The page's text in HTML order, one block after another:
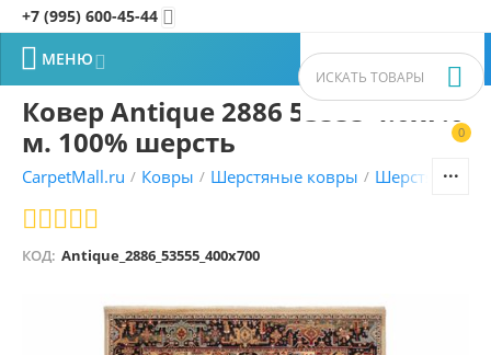
+7 (995) 600-45-44 
0


 МЕНЮ
Ковер Antique 2886 53555 4.0x7.0
м. 100% шерсть
CarpetMall.ru / Ковры / Шерстяные ковры / Шерстяные
КОД: Antique_2886_53555_400x700